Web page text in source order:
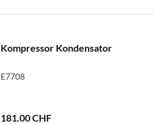
Kompressor Kondensator
E7708
181.00 CHF